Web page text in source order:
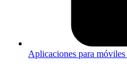
Aplicaciones para móviles